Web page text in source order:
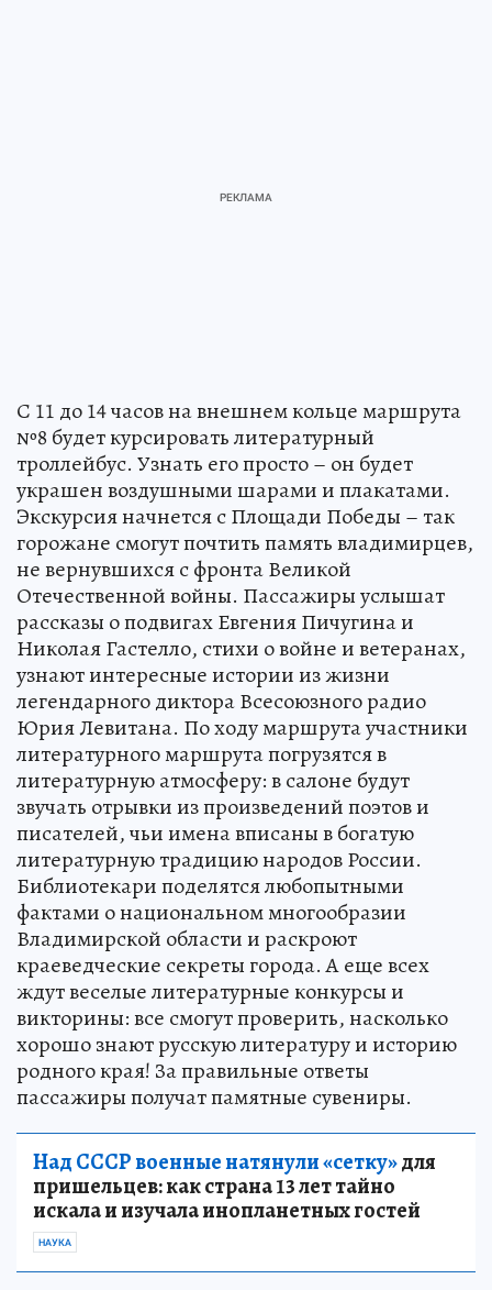
С 11 до 14 часов на внешнем кольце маршрута
№8 будет курсировать литературный
троллейбус. Узнать его просто – он будет
украшен воздушными шарами и плакатами.
Экскурсия начнется с Площади Победы – так
горожане смогут почтить память владимирцев,
не вернувшихся с фронта Великой
Отечественной войны. Пассажиры услышат
рассказы о подвигах Евгения Пичугина и
Николая Гастелло, стихи о войне и ветеранах,
узнают интересные истории из жизни
легендарного диктора Всесоюзного радио
Юрия Левитана. По ходу маршрута участники
литературного маршрута погрузятся в
литературную атмосферу: в салоне будут
звучать отрывки из произведений поэтов и
писателей, чьи имена вписаны в богатую
литературную традицию народов России.
Библиотекари поделятся любопытными
фактами о национальном многообразии
Владимирской области и раскроют
краеведческие секреты города. А еще всех
ждут веселые литературные конкурсы и
викторины: все смогут проверить, насколько
хорошо знают русскую литературу и историю
родного края! За правильные ответы
пассажиры получат памятные сувениры.
Над СССР военные натянули «сетку»для
пришельцев: как страна 13 лет тайно
искала и изучала инопланетных гостей
НАУКА